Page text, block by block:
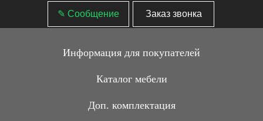
✎ Сообщение Заказ звонка
Информация для покупателей
Каталог мебели
Доп. комплектация